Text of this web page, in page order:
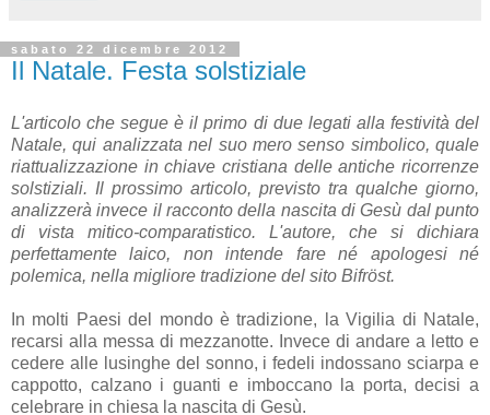
sabato 22 dicembre 2012
Il Natale. Festa solstiziale
L'articolo che segue è il primo di due legati alla festività del
Natale, qui analizzata nel suo mero senso simbolico, quale
riattualizzazione in chiave cristiana delle antiche ricorrenze
solstiziali. Il prossimo articolo, previsto tra qualche giorno,
analizzerà invece il racconto della nascita di Gesù dal punto
di vista mitico-comparatistico. L'autore, che si dichiara
perfettamente laico, non intende fare né apologesi né
polemica, nella migliore tradizione del sito Bifröst.
In molti Paesi del mondo è tradizione, la Vigilia di Natale,
recarsi alla messa di mezzanotte. Invece di andare a letto e
cedere alle lusinghe del sonno, i fedeli indossano sciarpa e
cappotto, calzano i guanti e imboccano la porta, decisi a
celebrare in chiesa la nascita di Gesù.